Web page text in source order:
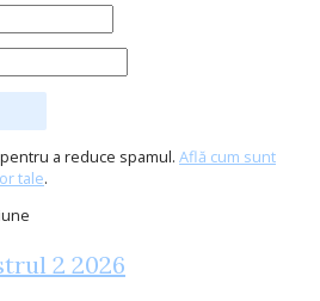
a reduce spamul. Află cum sunt
tale.
2 2026